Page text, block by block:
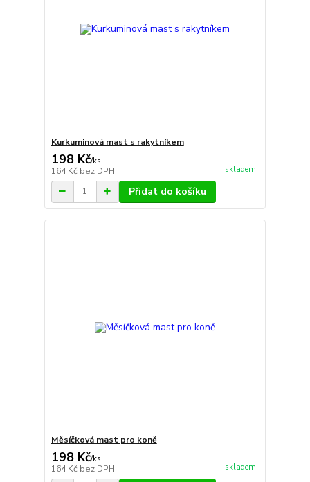
Kurkuminová mast s rakytníkem
198 Kč/ks
164 Kč bez DPH skladem
Přidat do košíku
Měsíčková mast pro koně
198 Kč/ks
164 Kč bez DPH skladem